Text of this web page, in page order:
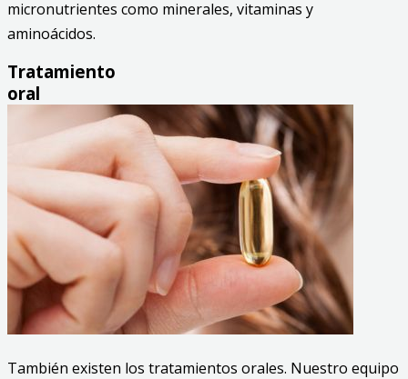
micronutrientes como minerales, vitaminas y
aminoácidos.
Tratamiento
oral
También existen los tratamientos orales. Nuestro equipo